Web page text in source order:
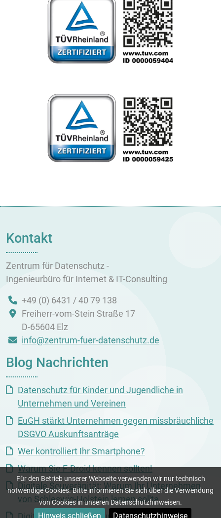
Für den Betrieb unserer Webseite verwenden wir nur technisch
notwendige Cookies. Bitte informieren Sie sich über die Verwendung
von Cookies in unseren Datenschutzhinweisen.
Hinweis schließen Datenschutzhinweise
Kontakt
Zentrum für Datenschutz -
Ingenieurbüro für Internet & IT-Consulting
+49 (0) 6431 / 40 79 138
Freiherr-vom-Stein Straße 17
D-65604 Elz
info@zentrum-fuer-datenschutz.de
Blog Nachrichten
Datenschutz für Kinder und Jugendliche in
Unternehmen und Vereinen
EuGH stärkt Unternehmen gegen missbräuchliche
DSGVO Auskunftsanträge
Wer kontrolliert Ihr Smartphone?
Warum Sie F-Droid kennen sollten!
Digitale Souveränität: Warum Ihr Unternehmen
von Schleswig-Holstein lernen sollte